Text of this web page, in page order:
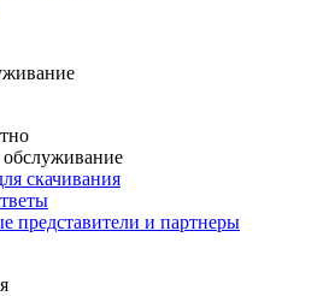
обслуживание
скачивания
представители и партнеры